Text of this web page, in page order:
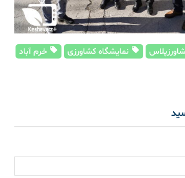
نمایشگاه کشاورزی خرم آباد